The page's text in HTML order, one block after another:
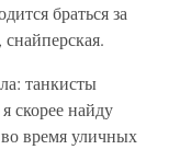
браться за
танкисты
скорее найду
время уличных